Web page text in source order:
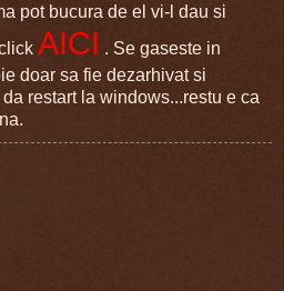
pot bucura de el vi-l dau si
AICI . Se gaseste in
doar sa fie dezarhivat si
restart la windows...restu e ca